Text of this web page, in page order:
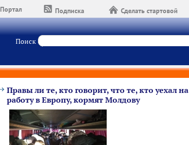
Сделать стартовой
Подписка
Портал
Поиск
Правы ли те, кто говорит, что те, кто уехал на
работу в Европу, кормят Молдову